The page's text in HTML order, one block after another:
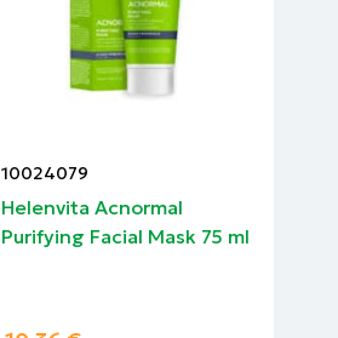
10024079
Helenvita Acnormal
Purifying Facial Mask 75 ml